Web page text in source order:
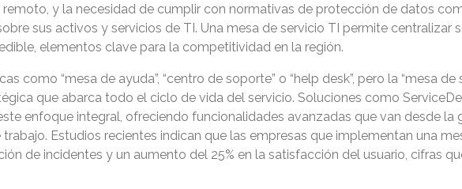
y la necesidad de cumplir con normativas de protección de datos
sus activos y servicios de TI. Una mesa de servicio TI permite
elementos clave para la competitividad en la región.
como “mesa de ayuda”, “centro de soporte” o “help desk”, pero la “mesa
que abarca todo el ciclo de vida del servicio. Soluciones como
enfoque integral, ofreciendo funcionalidades avanzadas que van desde la
Estudios recientes indican que las empresas que implementan una
de incidentes y un aumento del 25% en la satisfacción del usuario, cifras